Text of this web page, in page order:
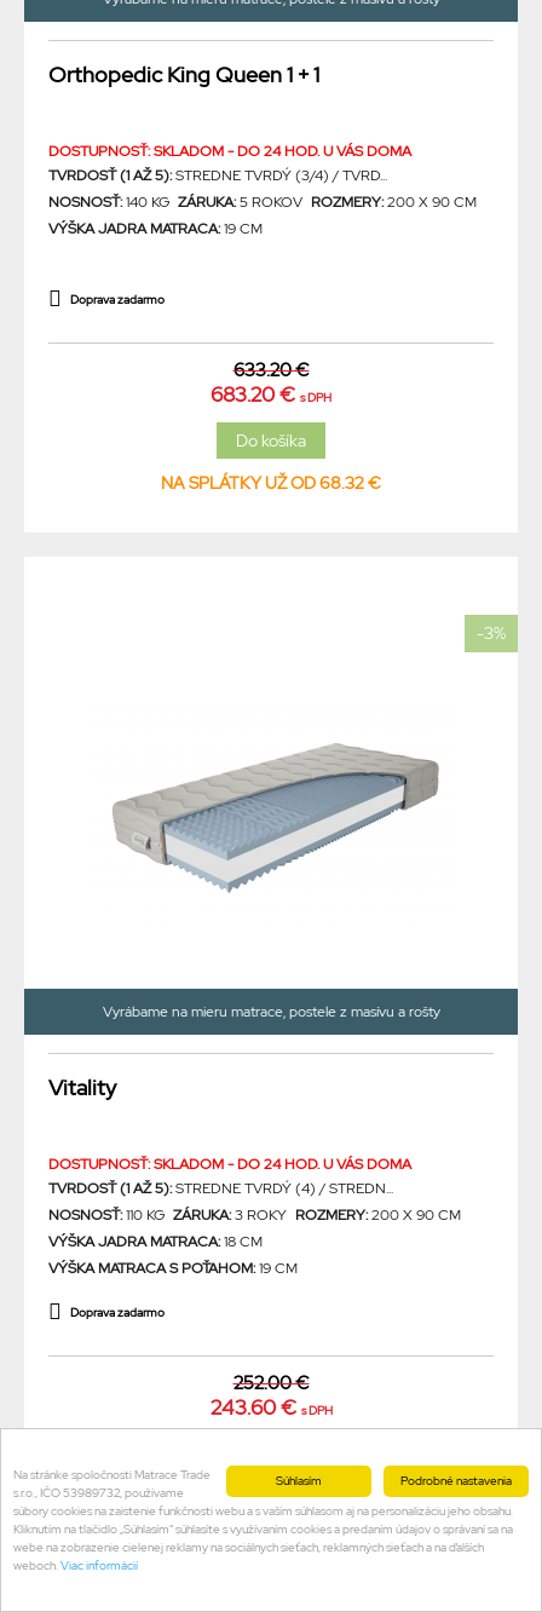
Podrobné nastavenia
Súhlasím
Na stránke spoločnosti Matrace Trade
s.r.o., IČO 53989732, používame
súbory cookies na zaistenie funkčnosti webu a s vaším súhlasom aj na personalizáciu jeho obsahu.
Kliknutím na tlačidlo „Súhlasím“ súhlasíte s využívaním cookies a predaním údajov o správaní sa na
webe na zobrazenie cielenej reklamy na sociálnych sieťach, reklamných sieťach a na ďalších
weboch.Viac informácií
Orthopedic King Queen 1 + 1
DOSTUPNOSŤ: SKLADOM - DO 24 HOD. U VÁS DOMA
TVRDOSŤ (1 AŽ 5):STREDNE TVRDÝ (3/4) / TVRD...
NOSNOSŤ:140 KG ZÁRUKA:5 ROKOV ROZMERY:200 X 90 CM
VÝŠKA JADRA MATRACA:19 CM
Doprava zadarmo
633.20 €
683.20 € s DPH
NA SPLÁTKY UŽ OD 68.32 €
-3%
Vyrábame na mieru matrace, postele z masívu a rošty
Vitality
DOSTUPNOSŤ: SKLADOM - DO 24 HOD. U VÁS DOMA
TVRDOSŤ (1 AŽ 5):STREDNE TVRDÝ (4) / STREDN...
NOSNOSŤ:110 KG ZÁRUKA:3 ROKY ROZMERY:200 X 90 CM
VÝŠKA JADRA MATRACA:18 CM
VÝŠKA MATRACA S POŤAHOM:19 CM
Doprava zadarmo
252.00 €
243.60 € s DPH
NA SPLÁTKY UŽ OD 24.36 €